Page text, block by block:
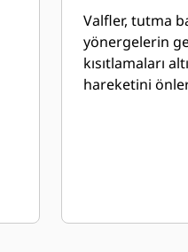
Valfler, tutma
yönergelerin
kısıtlamaları
hareketini